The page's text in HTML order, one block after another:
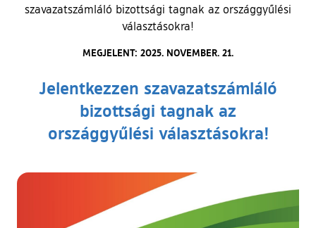
szavazatszámláló bizottsági tagnak az országgyűlési
választásokra!
MEGJELENT: 2025. NOVEMBER. 21.
Jelentkezzen szavazatszámláló
bizottsági tagnak az
országgyűlési választásokra!